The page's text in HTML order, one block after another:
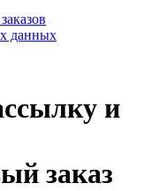
данных
и
заказ